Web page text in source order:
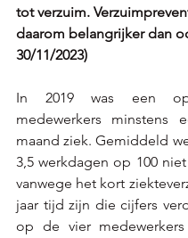
tot verzuim.
daarom belangrijker dan
30/11/2023)
In 2019 was een
medewerkers minstens
maand ziek. Gemiddeld
3,5 werkdagen op 100
vanwege het kort
jaar tijd zijn die cijfers
op de vier